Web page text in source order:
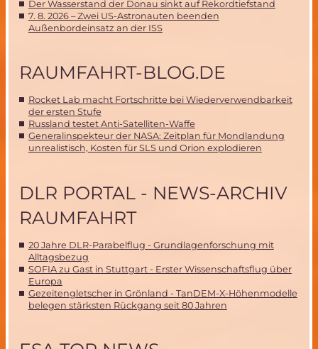
Der Wasserstand der Donau sinkt auf Rekordtiefstand
7. 8. 2026 – Zwei US-Astronauten beenden
Außenbordeinsatz an der ISS
RAUMFAHRT-BLOG.DE
Rocket Lab macht Fortschritte bei Wiederverwendbarkeit
der ersten Stufe
Russland testet Anti-Satelliten-Waffe
Generalinspekteur der NASA: Zeitplan für Mondlandung
unrealistisch, Kosten für SLS und Orion explodieren
DLR PORTAL - NEWS-ARCHIV
RAUMFAHRT
20 Jahre DLR-Parabelflug - Grundlagenforschung mit
Alltagsbezug
SOFIA zu Gast in Stuttgart - Erster Wissenschaftsflug über
Europa
Gezeitengletscher in Grönland - TanDEM-X-Höhenmodelle
belegen stärksten Rückgang seit 80 Jahren